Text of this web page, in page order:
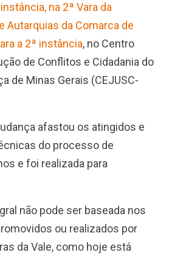
na 2ª Vara da
Autarquias da Comarca de
a 2ª instância, no Centro
de Conflitos e Cidadania do
de Minas Gerais (CEJUSC-
afastou os atingidos e
do processo de
e foi realizada para
não pode ser baseada nos
ou realizados por
da Vale, como hoje está